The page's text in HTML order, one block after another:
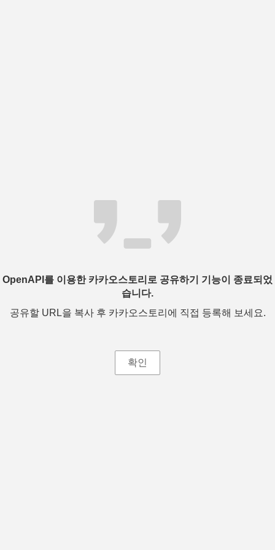
OpenAPI를 이용한 카카오스토리로 공유하기 기능이 종료되었
습니다.
공유할 URL을 복사 후 카카오스토리에 직접 등록해 보세요.
확인